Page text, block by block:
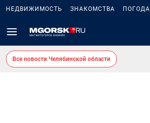
НЕДВИЖИМОСТЬ ЗНАКОМСТВА ПОГОДА
Все новости Челябинской области